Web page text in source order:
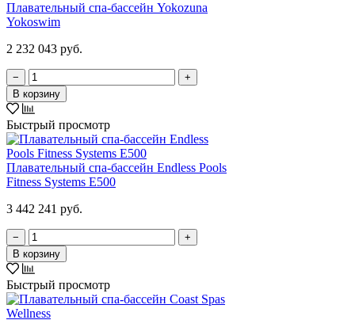
Плавательный спа-бассейн Yokozuna
Yokoswim
2 232 043 руб.
−
+
В корзину
Быстрый просмотр
Плавательный спа-бассейн Endless Pools
Fitness Systems E500
3 442 241 руб.
−
+
В корзину
Быстрый просмотр